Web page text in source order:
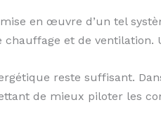
en œuvre d’un tel
chauffage et de
reste suffisant.
de mieux piloter les